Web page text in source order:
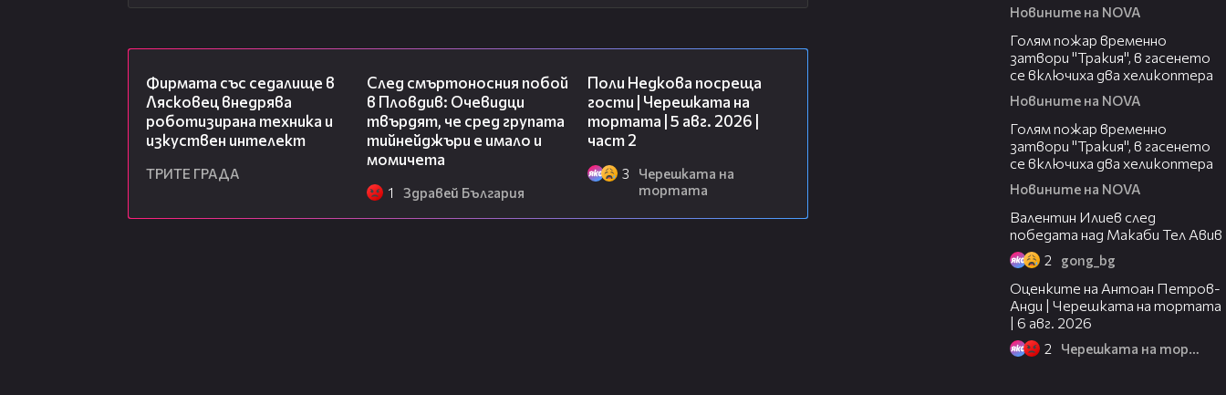
Фирмата със седалище в
Лясковец внедрява
роботизирана техника и
изкуствен интелект
ТРИТЕ ГРАДА
След смъртоносния побой
в Пловдив: Очевидци
твърдят, че сред групата
тийнейджъри е имало и
момичета
1 Здравей България
Поли Недкова посреща
гости | Черешката на
тортата | 5 авг. 2026 |
част 2
3
Черешката на
тортата
Новините на NOVA
Голям пожар временно
затвори "Тракия", в гасенето
се включиха два хеликоптера
Новините на NOVA
Голям пожар временно
затвори "Тракия", в гасенето
се включиха два хеликоптера
Новините на NOVA
Валентин Илиев след
победата над Макаби Тел Авив
2 gong_bg
Оценките на Антоан Петров-
Анди | Черешката на тортата
| 6 авг. 2026
2 Черешката на тортата